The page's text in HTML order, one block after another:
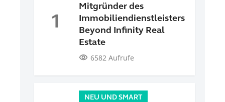
1
Mitgründer des
Immobiliendienstleisters
Beyond Infinity Real
Estate
visibility 6582 Aufrufe
NEU UND SMART